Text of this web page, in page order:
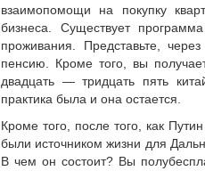
взаимопомощи на покупку
бизнеса. Существует
проживания. Представьте,
пенсию. Кроме того, вы
двадцать — тридцать пять
практика была и она остается.
Кроме того, после того, как
были источником жизни для
В чем он состоит? Вы